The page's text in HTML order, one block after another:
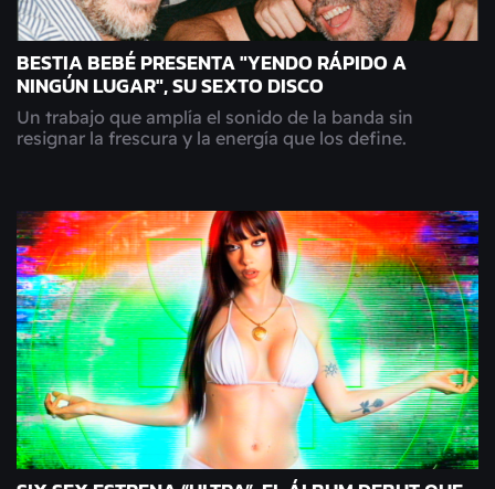
BESTIA BEBÉ PRESENTA "YENDO RÁPIDO A
NINGÚN LUGAR", SU SEXTO DISCO
Un trabajo que amplía el sonido de la banda sin
resignar la frescura y la energía que los define.